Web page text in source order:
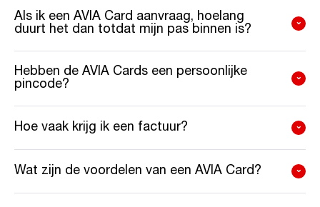
Als ik een AVIA Card aanvraag, hoelang
duurt het dan totdat mijn pas binnen is?
Hebben de AVIA Cards een persoonlijke
pincode?
Hoe vaak krijg ik een factuur?
Wat zijn de voordelen van een AVIA Card?